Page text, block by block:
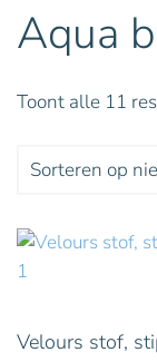
Aqua
Toont alle 11
Velours stof,